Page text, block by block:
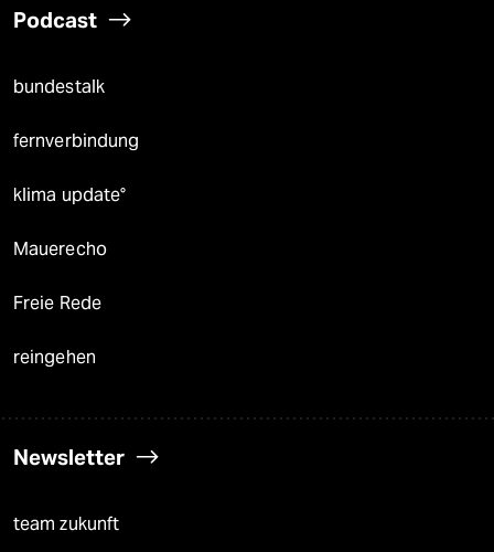
Podcast
bundestalk
fernverbindung
klima update°
Mauerecho
Freie Rede
reingehen
Newsletter
team zukunft